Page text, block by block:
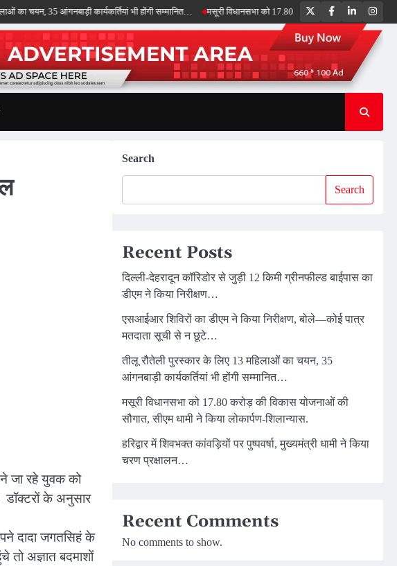
35 आंगनबाड़ी कार्यकर्तियां भी होंगी सम्मानित… मसूरी विधानसभा को 17.80 करोड़ की विकास योजनाओं की सौगात,
TwitterFacebookLinkedIn
जा रहे युवक को
डॉक्टरों के अनुसार
दादा जगतसिहं के
अज्ञात बदमाशों
Search
Search
Recent Posts
दिल्ली-देहरादून कॉरिडोर से जुड़ी 12 किमी ग्रीनफील्ड बाईपास का
डीएम ने किया निरीक्षण…
एसआईआर शिविरों का डीएम ने किया निरीक्षण, बोले—कोई पात्र
मतदाता सूची से न छूटे…
तीलू रौतेली पुरस्कार के लिए 13 महिलाओं का चयन, 35
आंगनबाड़ी कार्यकर्तियां भी होंगी सम्मानित…
मसूरी विधानसभा को 17.80 करोड़ की विकास योजनाओं की
सौगात, सीएम धामी ने किया लोकार्पण-शिलान्यास.
हरिद्वार में शिवभक्त कांवड़ियों पर पुष्पवर्षा, मुख्यमंत्री धामी ने किया
चरण प्रक्षालन…
Recent Comments
No comments to show.